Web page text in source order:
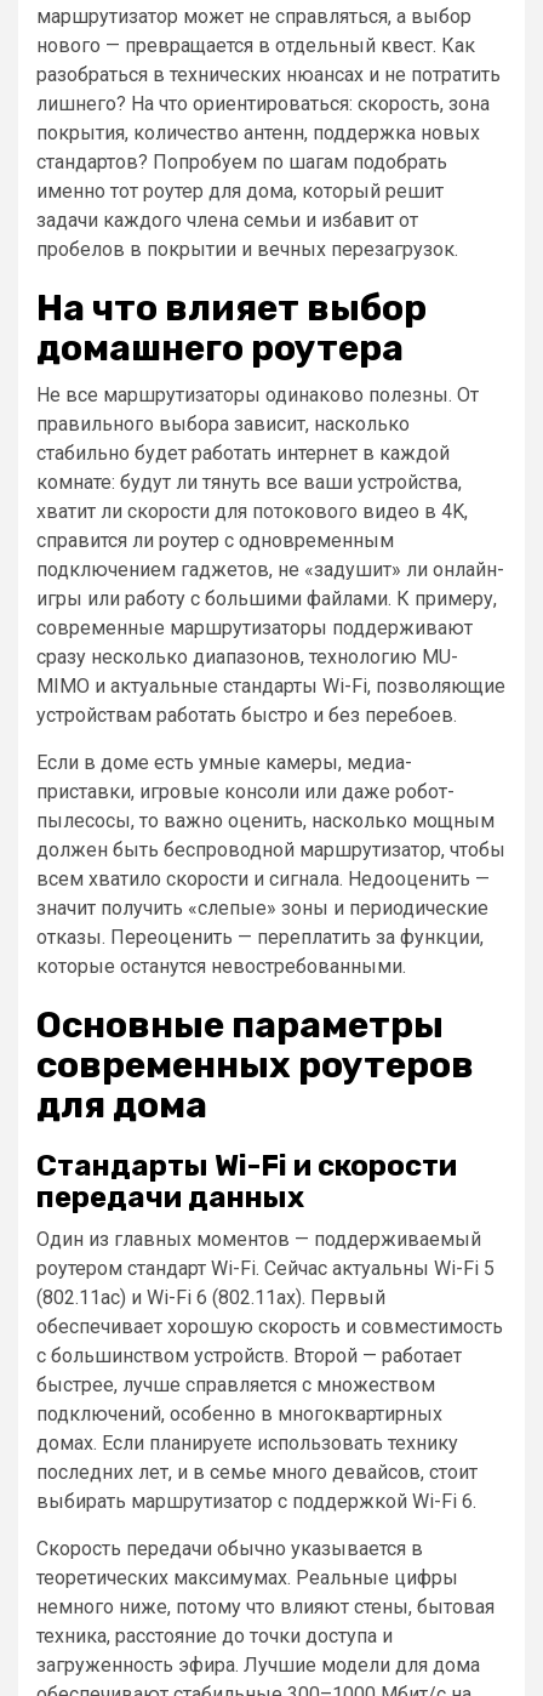
маршрутизатор может не справляться, а выбор
нового — превращается в отдельный квест. Как
разобраться в технических нюансах и не потратить
лишнего? На что ориентироваться: скорость, зона
покрытия, количество антенн, поддержка новых
стандартов? Попробуем по шагам подобрать
именно тот роутер для дома, который решит
задачи каждого члена семьи и избавит от
пробелов в покрытии и вечных перезагрузок.
На что влияет выбор
домашнего роутера
Не все маршрутизаторы одинаково полезны. От
правильного выбора зависит, насколько
стабильно будет работать интернет в каждой
комнате: будут ли тянуть все ваши устройства,
хватит ли скорости для потокового видео в 4K,
справится ли роутер с одновременным
подключением гаджетов, не «задушит» ли онлайн-
игры или работу с большими файлами. К примеру,
современные маршрутизаторы поддерживают
сразу несколько диапазонов, технологию MU-
MIMO и актуальные стандарты Wi-Fi, позволяющие
устройствам работать быстро и без перебоев.
Если в доме есть умные камеры, медиа-
приставки, игровые консоли или даже робот-
пылесосы, то важно оценить, насколько мощным
должен быть беспроводной маршрутизатор, чтобы
всем хватило скорости и сигнала. Недооценить —
значит получить «слепые» зоны и периодические
отказы. Переоценить — переплатить за функции,
которые останутся невостребованными.
Основные параметры
современных роутеров
для дома
Стандарты Wi-Fi и скорости
передачи данных
Один из главных моментов — поддерживаемый
роутером стандарт Wi-Fi. Сейчас актуальны Wi-Fi 5
(802.11ac) и Wi-Fi 6 (802.11ax). Первый
обеспечивает хорошую скорость и совместимость
с большинством устройств. Второй — работает
быстрее, лучше справляется с множеством
подключений, особенно в многоквартирных
домах. Если планируете использовать технику
последних лет, и в семье много девайсов, стоит
выбирать маршрутизатор с поддержкой Wi-Fi 6.
Скорость передачи обычно указывается в
теоретических максимумах. Реальные цифры
немного ниже, потому что влияют стены, бытовая
техника, расстояние до точки доступа и
загруженность эфира. Лучшие модели для дома